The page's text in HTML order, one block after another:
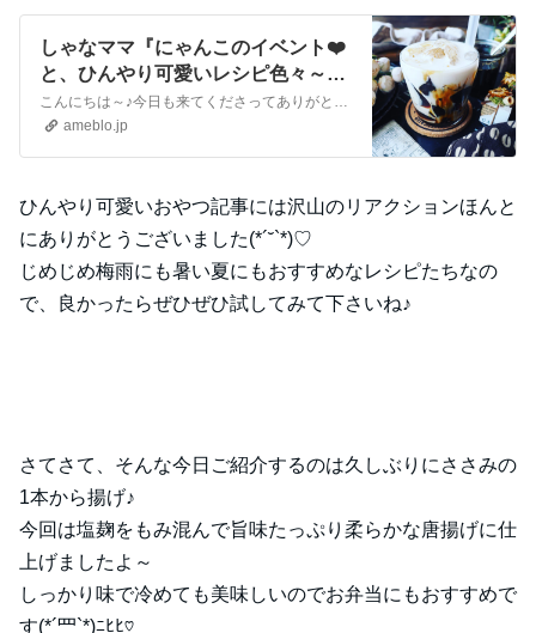
しゃなママ『にゃんこのイベント❤️
と、ひんやり可愛いレシピ色々～
♪』
こんにちは～♪今日も来てくださってありがとうございます。いつも沢山のコメントやメッセージ、クリップやリブログもほんとに嬉しいです♪全部にお返事できなくて申し訳…
ameblo.jp
ひんやり可愛いおやつ記事には沢山のリアクションほんと
にありがとうございました(*´˘`*)♡
じめじめ梅雨にも暑い夏にもおすすめなレシピたちなの
で、良かったらぜひぜひ試してみて下さいね♪
さてさて、そんな今日ご紹介するのは久しぶりにささみの
1本から揚げ♪
今回は塩麹をもみ混んで旨味たっぷり柔らかな唐揚げに仕
上げましたよ～
しっかり味で冷めても美味しいのでお弁当にもおすすめで
す(*´罒`*)ﾆﾋﾋ♡